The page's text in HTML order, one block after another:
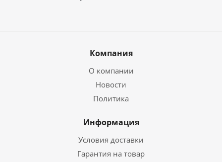
Компания
О компании
Новости
Политика
Информация
Условия доставки
Гарантия на товар